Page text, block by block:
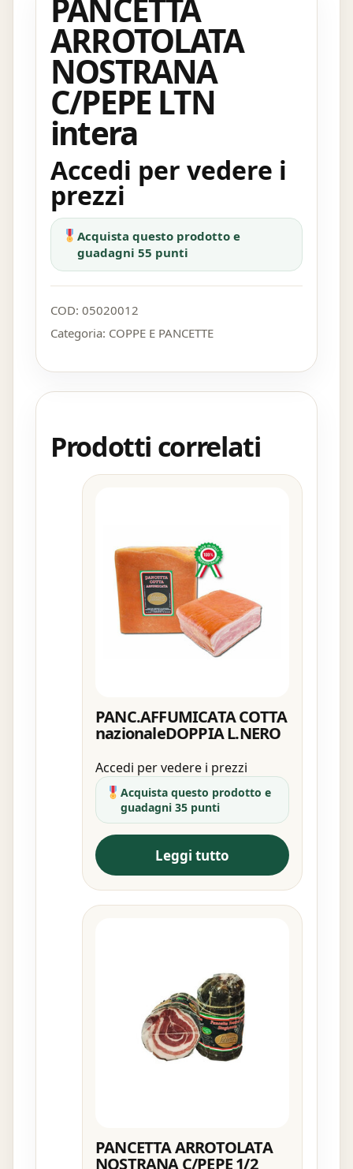
PANCETTA
ARROTOLATA
NOSTRANA
C/PEPE LTN
intera
Accedi per vedere i
prezzi
Acquista questo prodotto e
guadagni 55 punti
COD: 05020012
Categoria: COPPE E PANCETTE
Prodotti correlati
PANC.AFFUMICATA COTTA
nazionaleDOPPIA L.NERO
Accedi per vedere i prezzi
Acquista questo prodotto e
guadagni 35 punti
Leggi tutto
PANCETTA ARROTOLATA
NOSTRANA C/PEPE 1/2